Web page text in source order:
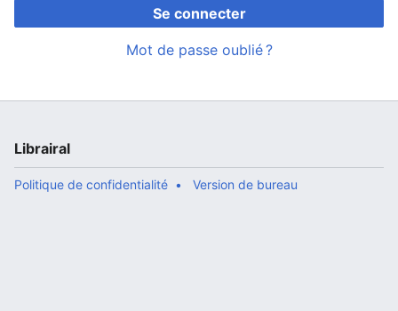
Se connecter
Mot de passe oublié ?
Librairal
Politique de confidentialité Version de bureau